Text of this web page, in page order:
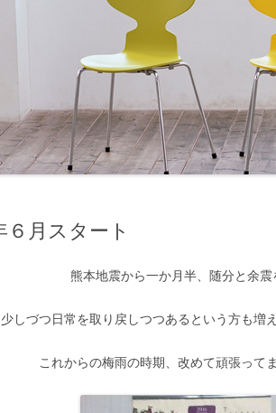
６月スタート
熊本地震から一か月半、随分と余震
少しづつ日常を取り戻しつつあるという方も増
これからの梅雨の時期、改めて頑張って